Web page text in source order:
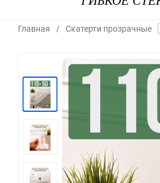
Главная / Скатерти прозрачные